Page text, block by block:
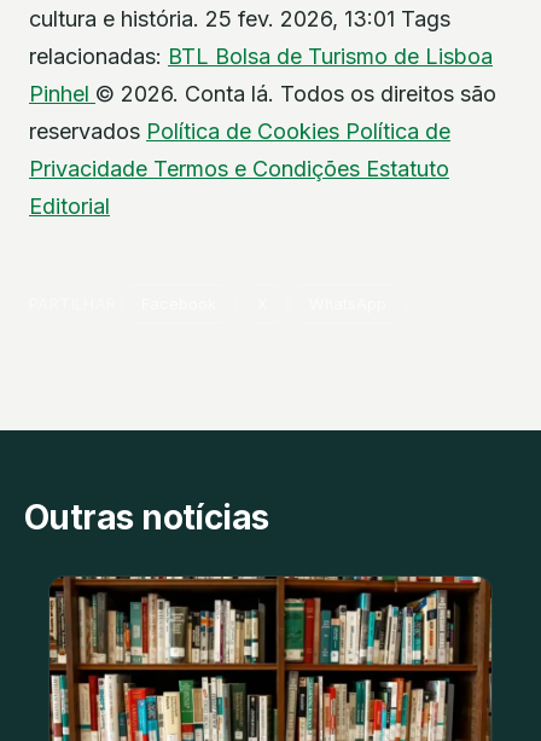
cultura e história. 25 fev. 2026, 13:01 Tags
relacionadas: BTL Bolsa de Turismo de Lisboa
Pinhel © 2026. Conta lá. Todos os direitos são
reservados Política de Cookies Política de
Privacidade Termos e Condições Estatuto
Editorial
Outras notícias